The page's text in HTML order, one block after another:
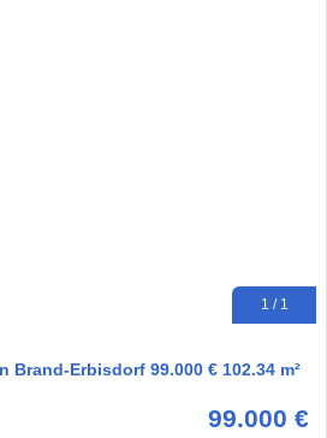
1 / 1
Brand-Erbisdorf 99.000 € 102.34 m²
99.000 €